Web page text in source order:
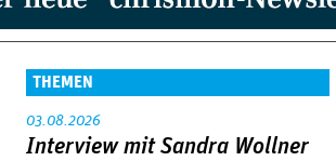
THEMEN
03.08.2026
Interview mit Sandra Wollner